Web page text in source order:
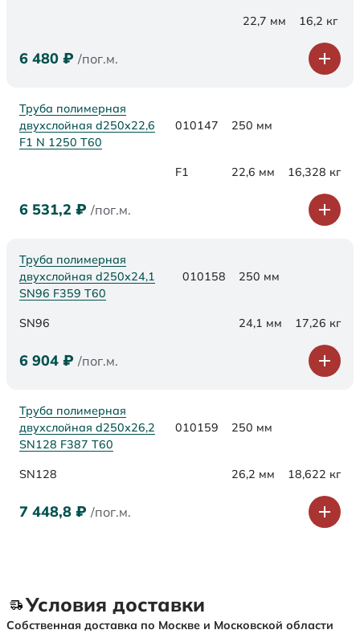
22,7 мм 16,2 кг
6 480 ₽ /пог.м.
Труба полимерная
двухслойная d250x22,6
F1 N 1250 Т60
010147 250 мм
F1 22,6 мм 16,328 кг
6 531,2 ₽ /пог.м.
Труба полимерная
двухслойная d250х24,1
SN96 F359 Т60
010158 250 мм
SN96 24,1 мм 17,26 кг
6 904 ₽ /пог.м.
Труба полимерная
двухслойная d250х26,2
SN128 F387 Т60
010159 250 мм
SN128 26,2 мм 18,622 кг
7 448,8 ₽ /пог.м.
Условия доставки
Собственная доставка по Москве и Московской области